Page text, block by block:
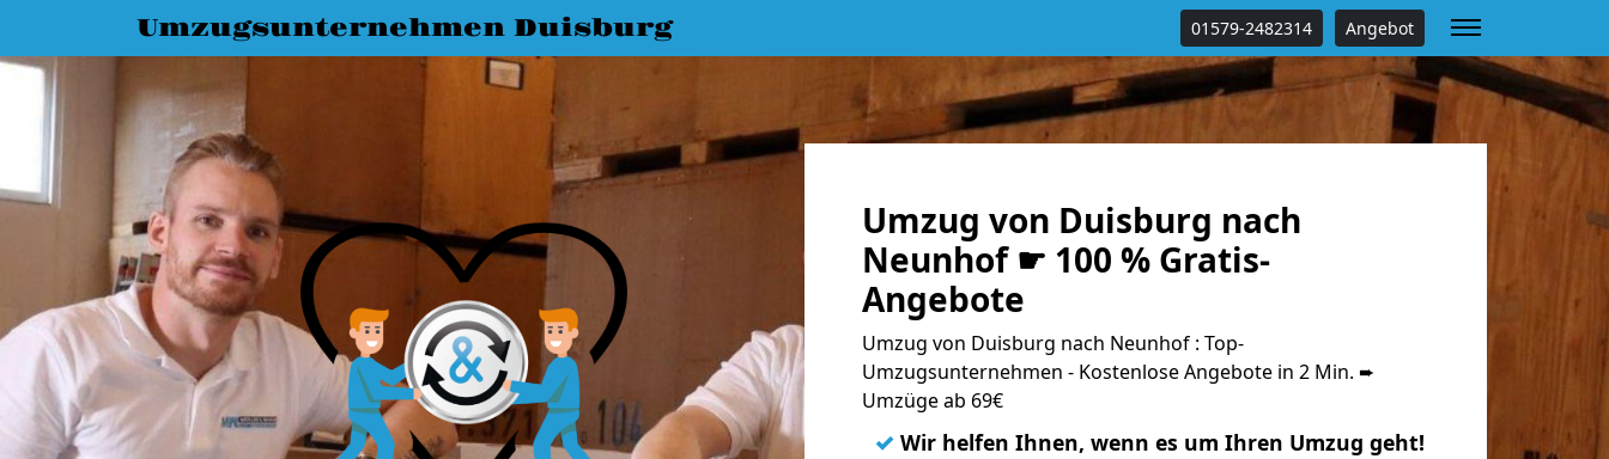
Umzugsunternehmen Duisburg 01579-2482314 Angebot
Umzug von Duisburg nach
Neunhof ☛ 100 % Gratis-
Angebote
Umzug von Duisburg nach Neunhof : Top-
Umzugsunternehmen - Kostenlose Angebote in 2 Min. ➨
Umzüge ab 69€
✓ Wir helfen Ihnen, wenn es um Ihren Umzug geht!